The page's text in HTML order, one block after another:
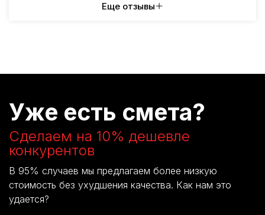
Еще отзывы
Уже есть смета?
Сделаем на 10% дешевле
конкурентов
В 95% случаев мы предлагаем более низкую
стоимость без ухудшения качества. Как нам это
удается?